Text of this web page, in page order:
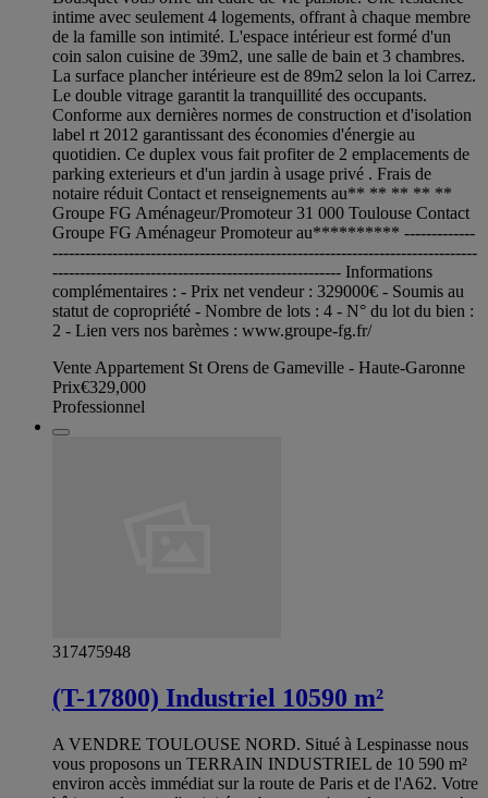
intime avec seulement 4 logements, offrant à chaque membre
de la famille son intimité. L'espace intérieur est formé d'un
coin salon cuisine de 39m2, une salle de bain et 3 chambres.
La surface plancher intérieure est de 89m2 selon la loi Carrez.
Le double vitrage garantit la tranquillité des occupants.
Conforme aux dernières normes de construction et d'isolation
label rt 2012 garantissant des économies d'énergie au
quotidien. Ce duplex vous fait profiter de 2 emplacements de
parking exterieurs et d'un jardin à usage privé . Frais de
notaire réduit Contact et renseignements au** ** ** ** **
Groupe FG Aménageur/Promoteur 31 000 Toulouse Contact
Groupe FG Aménageur Promoteur au********** -------------
------------------------------------------------------------------------------
----------------------------------------------------- Informations
complémentaires : - Prix net vendeur : 329000€ - Soumis au
statut de copropriété - Nombre de lots : 4 - N° du lot du bien :
2 - Lien vers nos barèmes : www.groupe-fg.fr/
Vente Appartement St Orens de Gameville - Haute-Garonne
Prix€329,000
Professionnel
317475948
(T-17800) Industriel 10590 m²
A VENDRE TOULOUSE NORD. Situé à Lespinasse nous
vous proposons un TERRAIN INDUSTRIEL de 10 590 m²
environ accès immédiat sur la route de Paris et de l'A62. Votre